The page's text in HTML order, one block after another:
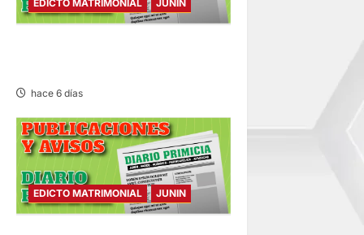
EDICTO MATRIMONIAL JUNIN
hace 6 días
EDICTO MATRIMONIAL JUNIN